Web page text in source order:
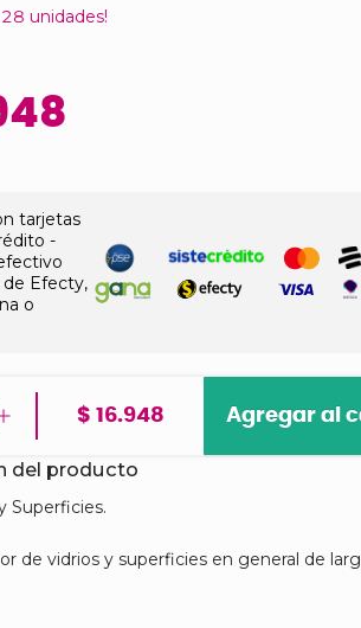
28 unidades!
tarjetas
-
Efecty,
o
$ 16.948 Agregar al
del producto
Superficies.
de vidrios y superficies en general de